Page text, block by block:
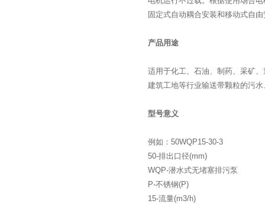
固定式自动耦合安装和移动式自
产品用途
适用于化工、石油、制药、采矿
建筑工地等行业输送带颗粒的污
型号意义
例如：50WQP15-30-3
50-排出口径(mm)
WQP-潜水式无堵塞排污泵
P-不锈钢(P)
15-流量(m3/h)